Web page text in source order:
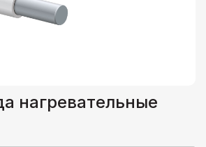
нагревательные